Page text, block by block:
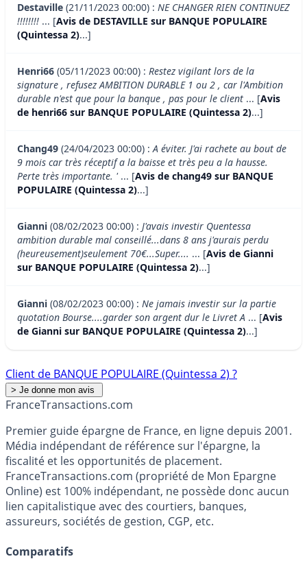
Destaville (21/11/2023 00:00) : NE CHANGER RIEN CONTINUEZ
!!!!!!!! ... [Avis de DESTAVILLE sur BANQUE POPULAIRE
(Quintessa 2)...]
Henri66 (05/11/2023 00:00) : Restez vigilant lors de la
signature , refusez AMBITION DURABLE 1 ou 2 , car l'Ambition
durable n'est que pour la banque , pas pour le client ... [Avis
de henri66 sur BANQUE POPULAIRE (Quintessa 2)...]
Chang49 (24/04/2023 00:00) :A éviter. J'ai rachete au bout de
9 mois car très réceptif a la baisse et très peu a la hausse.
Perte très importante. ' ... [Avis de chang49 sur BANQUE
POPULAIRE (Quintessa 2)...]
Gianni (08/02/2023 00:00) : J'avais investir Quentessa
ambition durable mal conseillé...dans 8 ans j'aurais perdu
(heureusement)seulement 70€...Super.... ... [Avis de Gianni
sur BANQUE POPULAIRE (Quintessa 2)...]
Gianni (08/02/2023 00:00) : Ne jamais investir sur la partie
quotation Bourse....garder son argent dur le Livret A ... [Avis
de Gianni sur BANQUE POPULAIRE (Quintessa 2)...]
Client de BANQUE POPULAIRE (Quintessa 2) ?
FranceTransactions.com
Premier guide épargne de France, en ligne depuis 2001.
Média indépendant de référence sur l'épargne, la
fiscalité et les opportunités de placement.
FranceTransactions.com (propriété de Mon Epargne
Online) est 100% indépendant, ne possède donc aucun
lien capitalistique avec des courtiers, banques,
assureurs, sociétés de gestion, CGP, etc.
Comparatifs